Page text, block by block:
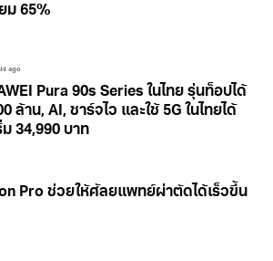
ม 65%
ง ago
Pura 90s Series ในไทย รุ่นท็อปได้
ล้าน, AI, ชาร์จไว และใช้ 5G ในไทยได้
ม 34,990 บาท
Pro ช่วยให้ศัลยแพทย์ผ่าตัดได้เร็วขึ้น